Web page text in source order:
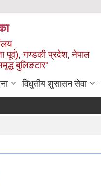
पूर्व), गण्डकी प्रदेश, नेपाल
बुलिङटार"
विधुतीय शुसासन सेवा